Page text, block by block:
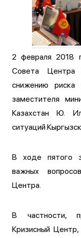
2 февраля 2018
Совета Центра
снижению риска
заместителя
Казахстан Ю.
ситуаций
В ходе пятого
важных
Центра.
В частности,
Кризисный